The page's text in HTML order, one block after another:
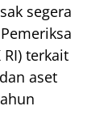
segera
terkait
aset